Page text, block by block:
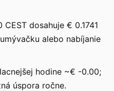
CEST dosahuje € 0.1741
alebo nabíjanie
hodine ~€ -0.00;
úspora ročne.